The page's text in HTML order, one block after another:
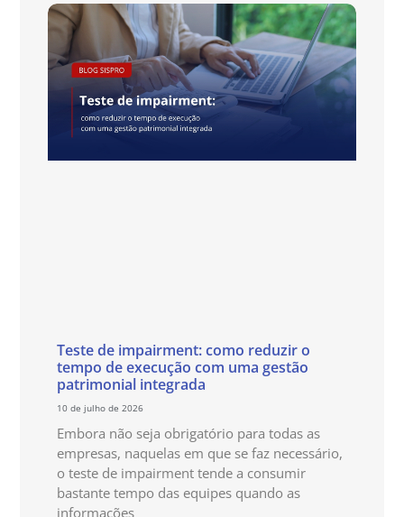
Teste de impairment: como reduzir o
tempo de execução com uma gestão
patrimonial integrada
10 de julho de 2026
Embora não seja obrigatório para todas as
empresas, naquelas em que se faz necessário,
o teste de impairment tende a consumir
bastante tempo das equipes quando as
informações